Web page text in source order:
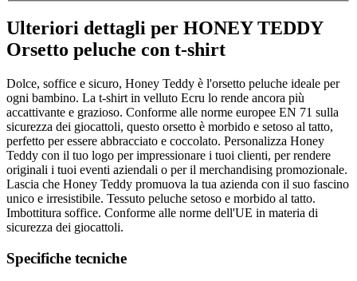
Ulteriori dettagli per HONEY TEDDY
Orsetto peluche con t-shirt
Dolce, soffice e sicuro, Honey Teddy è l'orsetto peluche ideale per
ogni bambino. La t-shirt in velluto Ecru lo rende ancora più
accattivante e grazioso. Conforme alle norme europee EN 71 sulla
sicurezza dei giocattoli, questo orsetto è morbido e setoso al tatto,
perfetto per essere abbracciato e coccolato. Personalizza Honey
Teddy con il tuo logo per impressionare i tuoi clienti, per rendere
originali i tuoi eventi aziendali o per il merchandising promozionale.
Lascia che Honey Teddy promuova la tua azienda con il suo fascino
unico e irresistibile. Tessuto peluche setoso e morbido al tatto.
Imbottitura soffice. Conforme alle norme dell'UE in materia di
sicurezza dei giocattoli.
Specifiche tecniche